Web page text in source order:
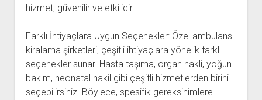
hizmet, güvenilir ve etkilidir.
Farklı İhtiyaçlara Uygun Seçenekler: Özel ambulans
kiralama şirketleri, çeşitli ihtiyaçlara yönelik farklı
seçenekler sunar. Hasta taşıma, organ nakli, yoğun
bakım, neonatal nakil gibi çeşitli hizmetlerden birini
seçebilirsiniz. Böylece, spesifik gereksinimlere